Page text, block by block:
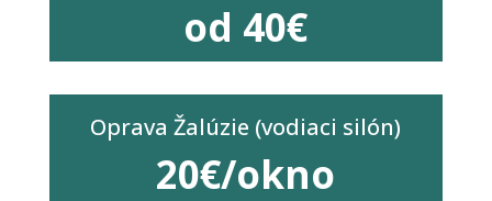
od 40€
Oprava Žalúzie (vodiaci silón)
20€/okno